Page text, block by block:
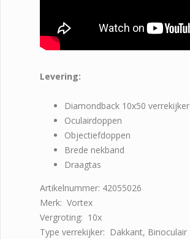
Levering:
Diamondback 10x50 verrekijker
Oculairdoppen
Objectiefdoppen
Brede nekband
Draagtas
Artikelnummer: 42055026
Merk: Vortex
Vergroting: 10x
Type verrekijker: Dakkant, Binoculair